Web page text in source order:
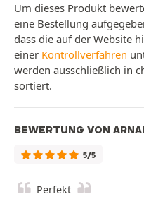
Um dieses Produkt
eine Bestellung
dass die auf der Website
einer Kontrollverfahren
werden ausschließlich in
sortiert.
BEWERTUNG VON
5/5
Perfekt